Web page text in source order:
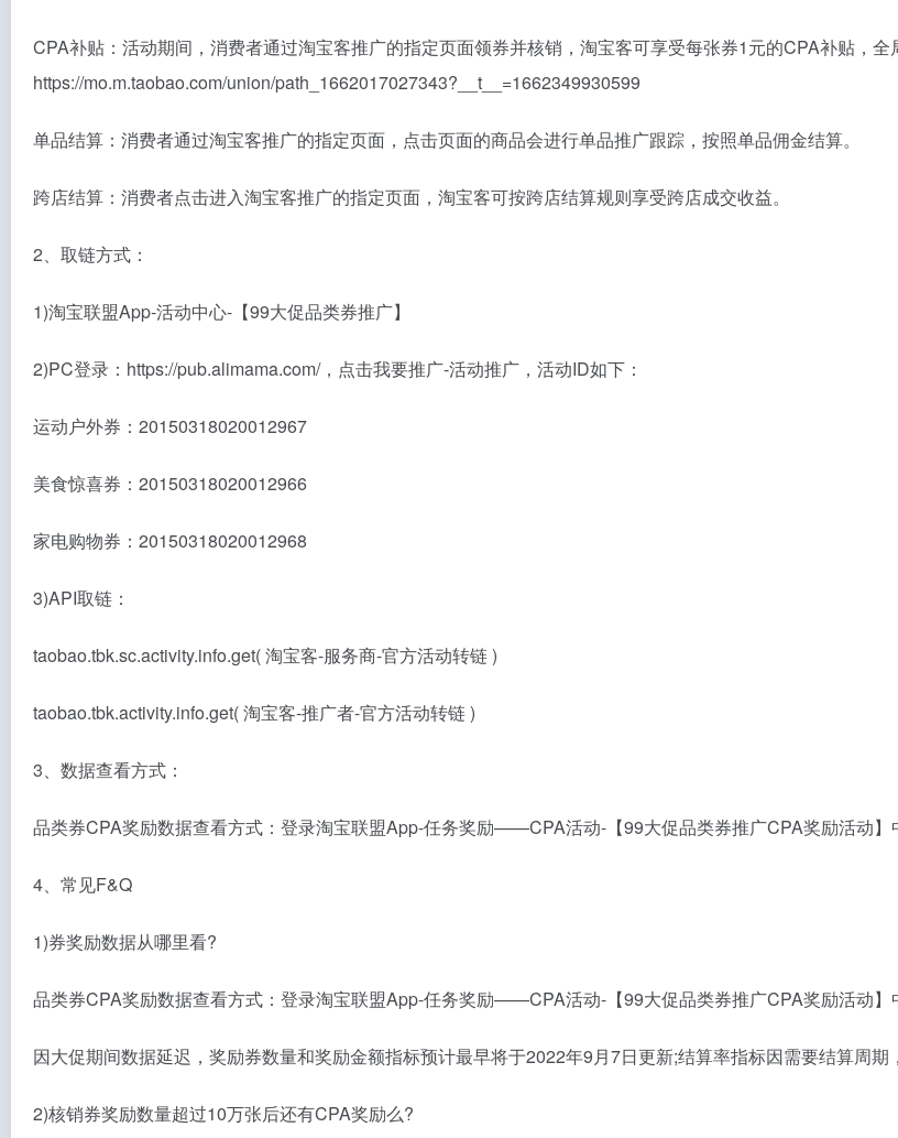
CPA补贴：活动期间，消费者通过淘宝客推广的指定页面领券并核销，淘宝客可享受每张券1元的CPA补贴，
https://mo.m.taobao.com/union/path_1662017027343?__t__=1662349930599
单品结算：消费者通过淘宝客推广的指定页面，点击页面的商品会进行单品推广跟踪，按照单品佣金结算。
跨店结算：消费者点击进入淘宝客推广的指定页面，淘宝客可按跨店结算规则享受跨店成交收益。
2、取链方式：
1)淘宝联盟App-活动中心-【99大促品类券推广】
2)PC登录：https://pub.alimama.com/，点击我要推广-活动推广，活动ID如下：
运动户外券：20150318020012967
美食惊喜券：20150318020012966
家电购物券：20150318020012968
3)API取链：
taobao.tbk.sc.activity.info.get( 淘宝客-服务商-官方活动转链 )
taobao.tbk.activity.info.get( 淘宝客-推广者-官方活动转链 )
3、数据查看方式：
品类券CPA奖励数据查看方式：登录淘宝联盟App-任务奖励——CPA活动-【99大促品类券推广CPA奖励活动】
4、常见F&Q
1)券奖励数据从哪里看?
品类券CPA奖励数据查看方式：登录淘宝联盟App-任务奖励——CPA活动-【99大促品类券推广CPA奖励活动】
因大促期间数据延迟，奖励券数量和奖励金额指标预计最早将于2022年9月7日更新;结算率指标因需要结算周
2)核销券奖励数量超过10万张后还有CPA奖励么?